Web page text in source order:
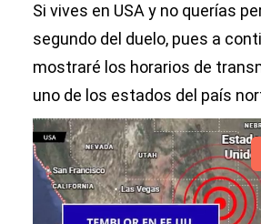
Si vives en USA y no querías
segundo del duelo, pues a
mostraré los horarios de
uno de los estados del país